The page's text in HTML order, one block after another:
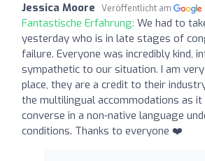
Jessica Moore Veröffentlicht am
Fantastische Erfahrung: We had to
yesterday who is in late stages of
failure. Everyone was incredibly kind,
sympathetic to our situation. I am
place, they are a credit to their
the multilingual accommodations as
converse in a non-native language
conditions. Thanks to everyone ❤️